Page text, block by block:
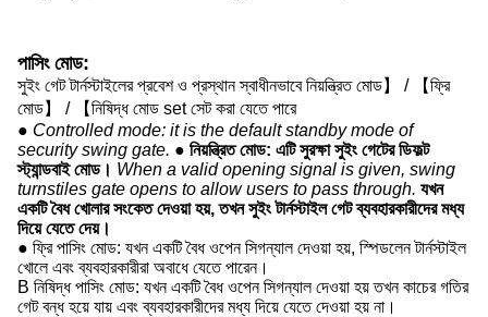
পাসিং মোড:
সুইং গেট টার্নস্টাইলের প্রবেশ ও প্রস্থান স্বাধীনভাবে নিয়ন্ত্রিত মোড】 / 【ফ্রি
মোড】 / 【নিষিদ্ধ মোড set সেট করা যেতে পারে
● Controlled mode: it is the default standby mode of
security swing gate. ● নিয়ন্ত্রিত মোড: এটি সুরক্ষা সুইং গেটের ডিফল্ট
স্ট্যান্ডবাই মোড। When a valid opening signal is given, swing
turnstiles gate opens to allow users to pass through. যখন
একটি বৈধ খোলার সংকেত দেওয়া হয়, তখন সুইং টার্নস্টাইল গেট ব্যবহারকারীদের মধ্য
দিয়ে যেতে দেয়।
● ফ্রি পাসিং মোড: যখন একটি বৈধ ওপেন সিগন্যাল দেওয়া হয়, স্পিডলেন টার্নস্টাইল
খোলে এবং ব্যবহারকারীরা অবাধে যেতে পারেন।
B নিষিদ্ধ পাসিং মোড: যখন একটি বৈধ ওপেন সিগন্যাল দেওয়া হয় তখন কাচের গতির
গেট বন্ধ হয়ে যায় এবং ব্যবহারকারীদের মধ্য দিয়ে যেতে দেওয়া হয় না।